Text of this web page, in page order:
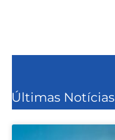
Últimas Notícias